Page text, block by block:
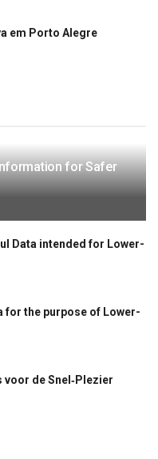
em Porto Alegre
for Safer
Data intended for Lower-
for the purpose of Lower-
voor de Snel‑Plezier